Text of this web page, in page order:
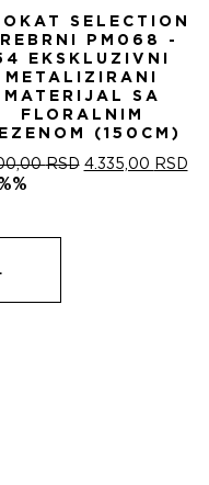
SELECTION
PM068 -
EKSKLUZIVNI
METALIZIRANI
MATERIJAL SA
FLORALNIM
(150CM)
RSD ОРИГИНАЛНА
4.335,00 RSD